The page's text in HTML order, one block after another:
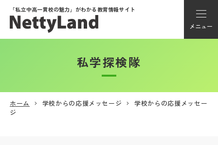
「私立中高一貫校の魅力」がわかる教育情報サイト
メニュー
アカウント登録
メニュー
私学探検隊
ホーム 学校からの応援メッセージ
学校からの応援メッセー
ジ